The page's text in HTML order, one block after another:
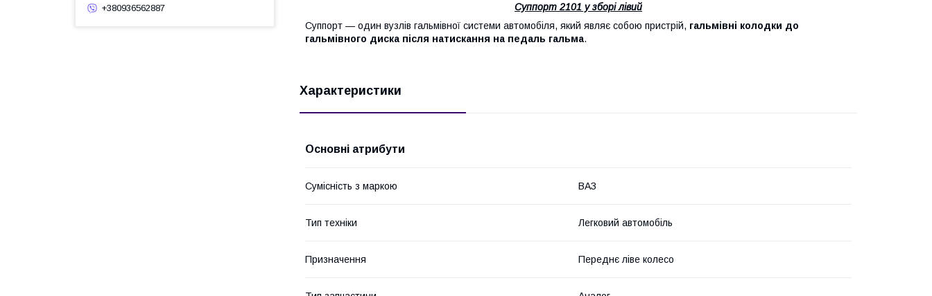
Суппорт 2101 у зборі лівий
Суппорт — один вузлів гальмівної системи автомобіля, який являє собою пристрій, гальмівні колодки до
гальмівного диска після натискання на педаль гальма.
Характеристики
Основні атрибути
Сумісність з маркою ВАЗ
Тип техніки Легковий автомобіль
Призначення Переднє ліве колесо
+380936562887